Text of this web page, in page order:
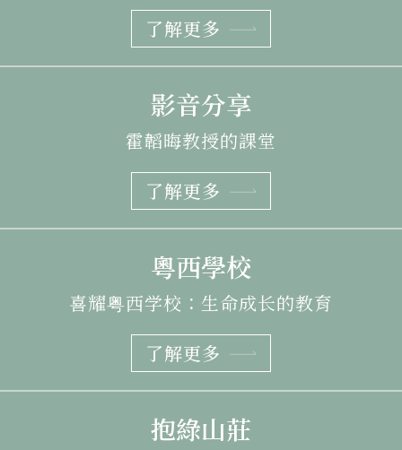
了解更多
影音分享
霍韜晦教授的課堂
了解更多
粵西學校
喜耀粤西学校：生命成长的教育
了解更多
抱綠山莊